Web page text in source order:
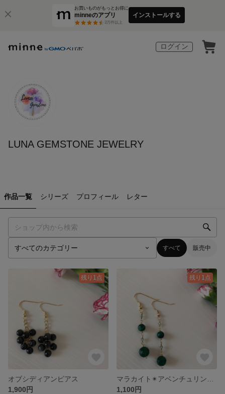
お買いものがもっとお得に
minneのアプリ
3万件以上
インストールする
ログイン
LUNA GEMSTONE JEWELRY
作品一覧 シリーズ プロフィール レター
すべて 販売中
残り1点
オブシディアンピアス
1,900円
残り1点
1,100円